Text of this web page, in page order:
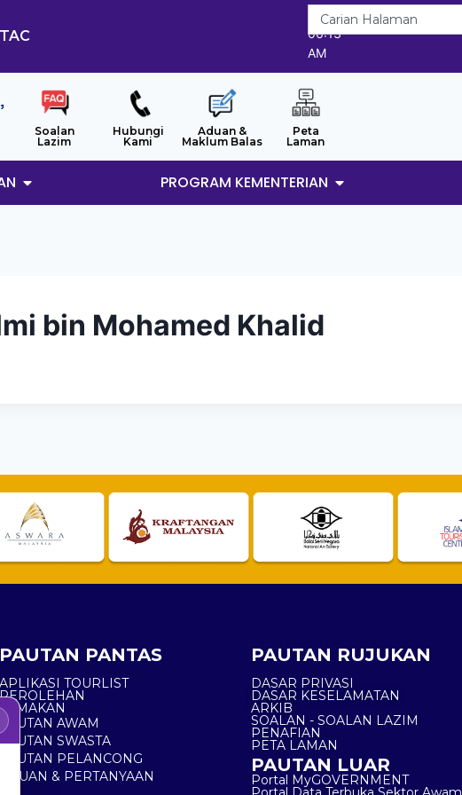
6/8/2026
06:13
AM
Soalan
Lazim
Hubungi
Kami
Aduan &
Maklum Balas
Peta
Laman
PROGRAM KEMENTERIAN
bin Mohamed Khalid
PAUTAN PANTAS
APLIKASI TOURLIST
PAUTAN AWAM
SWASTA
PAUTAN PELANCONG
ADUAN & PERTANYAAN
PAUTAN RUJUKAN
DASAR PRIVASI
DASAR KESELAMATAN
ARKIB
SOALAN - SOALAN LAZIM
PENAFIAN
PETA LAMAN
PAUTAN LUAR
Portal MyGOVERNMENT